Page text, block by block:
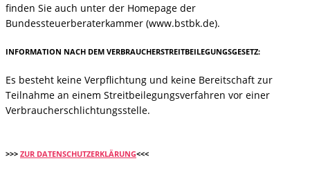
finden Sie auch unter der Homepage der
Bundessteuerberaterkammer (www.bstbk.de).
INFORMATION NACH DEM VERBRAUCHERSTREITBEILEGUNGSGESETZ:
Es besteht keine Verpflichtung und keine Bereitschaft zur
Teilnahme an einem Streitbeilegungsverfahren vor einer
Verbraucherschlichtungsstelle.
>>> ZUR DATENSCHUTZERKLÄRUNG<<<